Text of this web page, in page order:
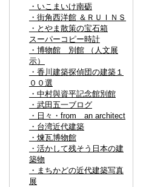
・いこまいけ南砺
・街角西洋館 ＆ＲＵＩＮＳ
・とやま散策の宝石箱
スーパーコピー時計
・博物館 別館 （人文展
示）
・香川建築探偵団の建築１
００選
・中村與資平記念館別館
・武田五一ブログ
・日々・from an architect
・台湾近代建築
・煉瓦博物館
・活かして残そう日本の建
築物
・まちかどの近代建築写真
展